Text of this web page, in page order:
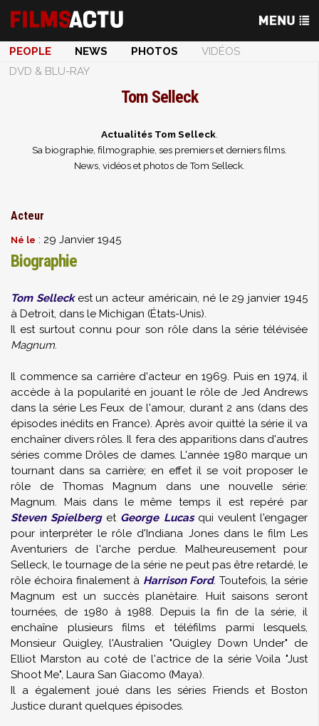
PEOPLE NEWS PHOTOS
VIDÉOS
DVD & BLU-RAY
Tom Selleck
Actualités Tom Selleck.
Sa biographie, filmographie, ses premiers et derniers films.
News, vidéos et photos de Tom Selleck.
Acteur
Né le : 29 Janvier 1945
Biographie
Tom Selleckest un acteur américain, né le 29 janvier 1945
à Detroit, dans le Michigan (États-Unis).
Il est surtout connu pour son rôle dans la série télévisée
Magnum.
Il commence sa carrière d'acteur en 1969. Puis en 1974, il
accède à la popularité en jouant le rôle de Jed Andrews
dans la série Les Feux de l'amour, durant 2 ans (dans des
épisodes inédits en France). Après avoir quitté la série il va
enchaîner divers rôles. Il fera des apparitions dans d'autres
séries comme Drôles de dames. L'année 1980 marque un
tournant dans sa carrière; en effet il se voit proposer le
rôle de Thomas Magnum dans une nouvelle série:
Magnum. Mais dans le même temps il est repéré par
Steven Spielberget George Lucasqui veulent l'engager
pour interpréter le rôle d'Indiana Jones dans le film Les
Aventuriers de l'arche perdue. Malheureusement pour
Selleck, le tournage de la série ne peut pas être retardé, le
rôle échoira finalement à Harrison Ford. Toutefois, la série
Magnum est un succès planètaire. Huit saisons seront
tournées, de 1980 à 1988. Depuis la fin de la série, il
enchaîne plusieurs films et téléfilms parmi lesquels,
Monsieur Quigley, l'Australien "Quigley Down Under" de
Elliot Marston au coté de l'actrice de la série Voila "Just
Shoot Me", Laura San Giacomo (Maya).
Il a également joué dans les séries Friends et Boston
Justice durant quelques épisodes.